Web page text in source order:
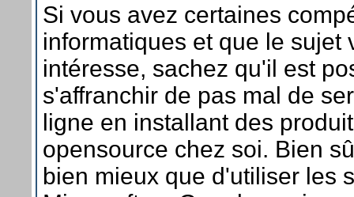
Si vous avez certaines
informatiques et que le sujet
intéresse, sachez qu'il est
s'affranchir de pas mal de
ligne en installant des
opensource chez soi. Bien
bien mieux que d'utiliser les